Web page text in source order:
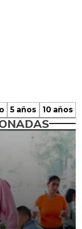
5 años 10 años